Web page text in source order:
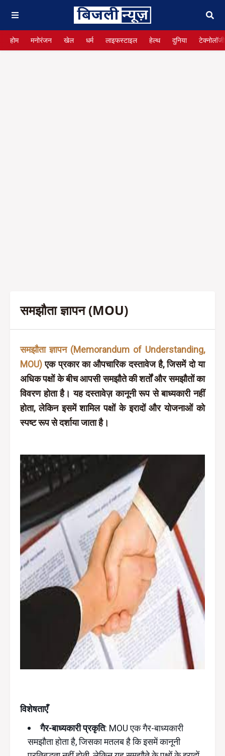
होम मनोरंजन खेल धर्म लाइफस्टाइल हेल्थ दुनिया टेक्नोलॉजी
समझौता ज्ञापन (MOU)
समझौता ज्ञापन (Memorandum of Understanding,
MOU)एक प्रकार का औपचारिक दस्तावेज है, जिसमें दो या
अधिक पक्षों के बीच आपसी समझौते की शर्तों और समझौतों का
विवरण होता है। यह दस्तावेज़ कानूनी रूप से बाध्यकारी नहीं
होता, लेकिन इसमें शामिल पक्षों के इरादों और योजनाओं को
स्पष्ट रूप से दर्शाया जाता है।
विशेषताएँ
गैर-बाध्यकारी प्रकृति: MOU एक गैर-बाध्यकारी
समझौता होता है, जिसका मतलब है कि इसमें कानूनी